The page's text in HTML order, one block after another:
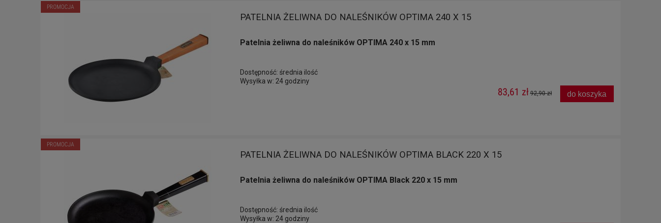
PATELNIA ŻELIWNA DO NALEŚNIKÓW OPTIMA 240 X 15
Patelnia żeliwna do naleśników OPTIMA 240 x 15 mm
Dostępność: średnia ilość
Wysyłka w: 24 godziny
83,61 zł 92,90 zł do koszyka
PROMOCJA
PATELNIA ŻELIWNA DO NALEŚNIKÓW OPTIMA BLACK 220 X 15
Patelnia żeliwna do naleśników OPTIMA Black 220 x 15 mm
Dostępność: średnia ilość
Wysyłka w: 24 godziny
PROMOCJA